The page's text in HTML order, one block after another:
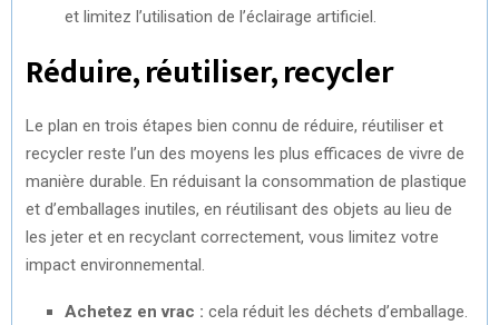
et limitez l’utilisation de l’éclairage artificiel.
Réduire, réutiliser, recycler
Le plan en trois étapes bien connu de réduire, réutiliser et
recycler reste l’un des moyens les plus efficaces de vivre de
manière durable. En réduisant la consommation de plastique
et d’emballages inutiles, en réutilisant des objets au lieu de
les jeter et en recyclant correctement, vous limitez votre
impact environnemental.
Achetez en vrac : cela réduit les déchets d’emballage.